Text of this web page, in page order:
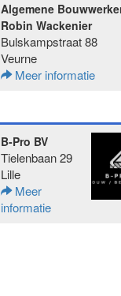
Algemene
Robin Wackenier
Bulskampstraat 88
Veurne
Meer informatie
B-Pro BV
Tielenbaan 29
Lille
Meer
informatie